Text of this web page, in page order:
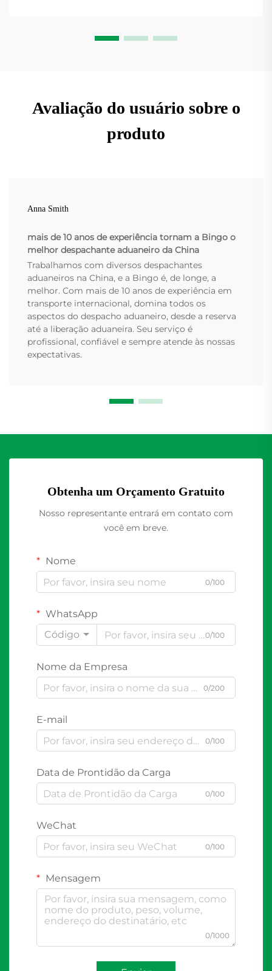
Avaliação do usuário sobre o
produto
Anna Smith
mais de 10 anos de experiência tornam a Bingo o
melhor despachante aduaneiro da China
Trabalhamos com diversos despachantes
aduaneiros na China, e a Bingo é, de longe, a
melhor. Com mais de 10 anos de experiência em
transporte internacional, domina todos os
aspectos do despacho aduaneiro, desde a reserva
até a liberação aduaneira. Seu serviço é
profissional, confiável e sempre atende às nossas
expectativas.
Obtenha um Orçamento Gratuito
Nosso representante entrará em contato com
você em breve.
Nome
0/100
WhatsApp
Código
0/100
Nome da Empresa
0/200
E-mail
0/100
Data de Prontidão da Carga
0/100
WeChat
0/100
Mensagem
0/1000